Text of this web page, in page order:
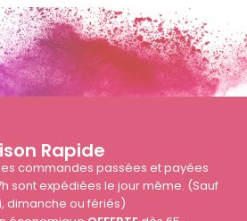
Rapide
commandes passées et payées
sont expédiées le jour même. (Sauf
dimanche ou fériés)